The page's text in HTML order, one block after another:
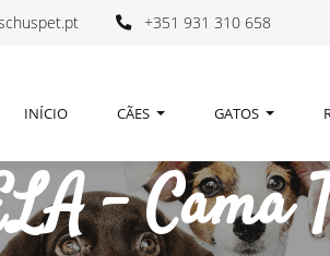
+351 931 310 658
INÍCIO CÃES GATOS
- Cama